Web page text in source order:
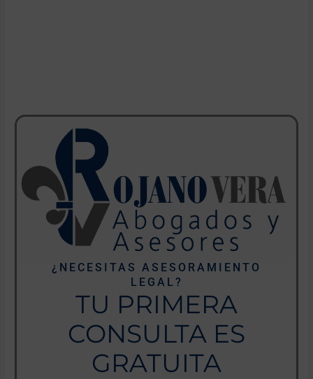
¿NECESITAS ASESORAMIENTO
LEGAL?
TU PRIMERA
CONSULTA ES
GRATUITA